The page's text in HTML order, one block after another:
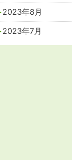
2023年8月
2023年7月